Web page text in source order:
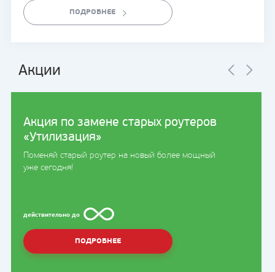
ПОДРОБНЕЕ
Акции
Акция по замене старых роутеров
«Утилизация»
Поменяй старый роутер на новый более мощный
уже сегодня!
ПОДРОБНЕЕ
действительно до